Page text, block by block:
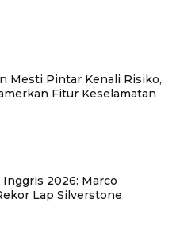
Mesti Pintar Kenali Risiko,
Fitur Keselamatan
2026: Marco
Lap Silverstone